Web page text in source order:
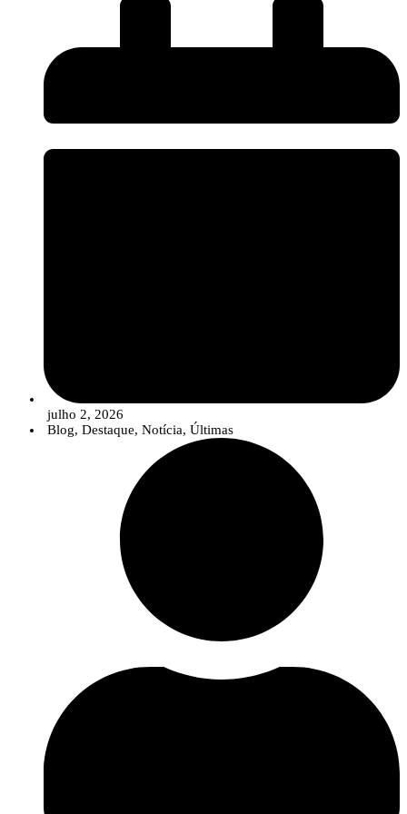
para facilitar o acesso da comunicação social a informação institucional e
promover uma comunicação mais próxima, rigorosa e acessível sobre os
desafios e a inovação na agricultura.
Num contexto em que temas como as alterações climáticas, as pragas e
doenças emergentes, as biosoluções ou a agricultura digital assumem uma
importância crescente, o InPP pretende contribuir para que o debate público
seja sustentado por conhecimento científico sólido e informação baseada na
A nova área reúne diversos recursos destinados a jornalistas e profissionais
da comunicação, incluindo uma apresentação institucional do
InnovPlantProtect, materiais de identidade visual, informação sobre a
organização e os contactos da equipa de comunicação.
Para além destes recursos, o InnovPlantProtect disponibiliza a sua equipa
multidisciplinar para colaborar com os órgãos de comunicação social através
de entrevistas, comentários especializados e esclarecimentos sobre temas
relacionados com a proteção de culturas, inovação agrícola, soluções
biológicas e digitais e investigação aplicada.
julho 2, 2026
Blog, Destaque, Notícia, Últimas